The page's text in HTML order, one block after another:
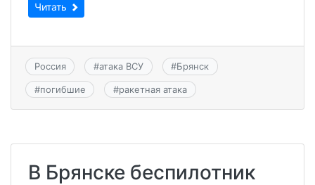
Читать
Россия #атака ВСУ #Брянск
#погибшие #ракетная атака
В Брянске беспилотник